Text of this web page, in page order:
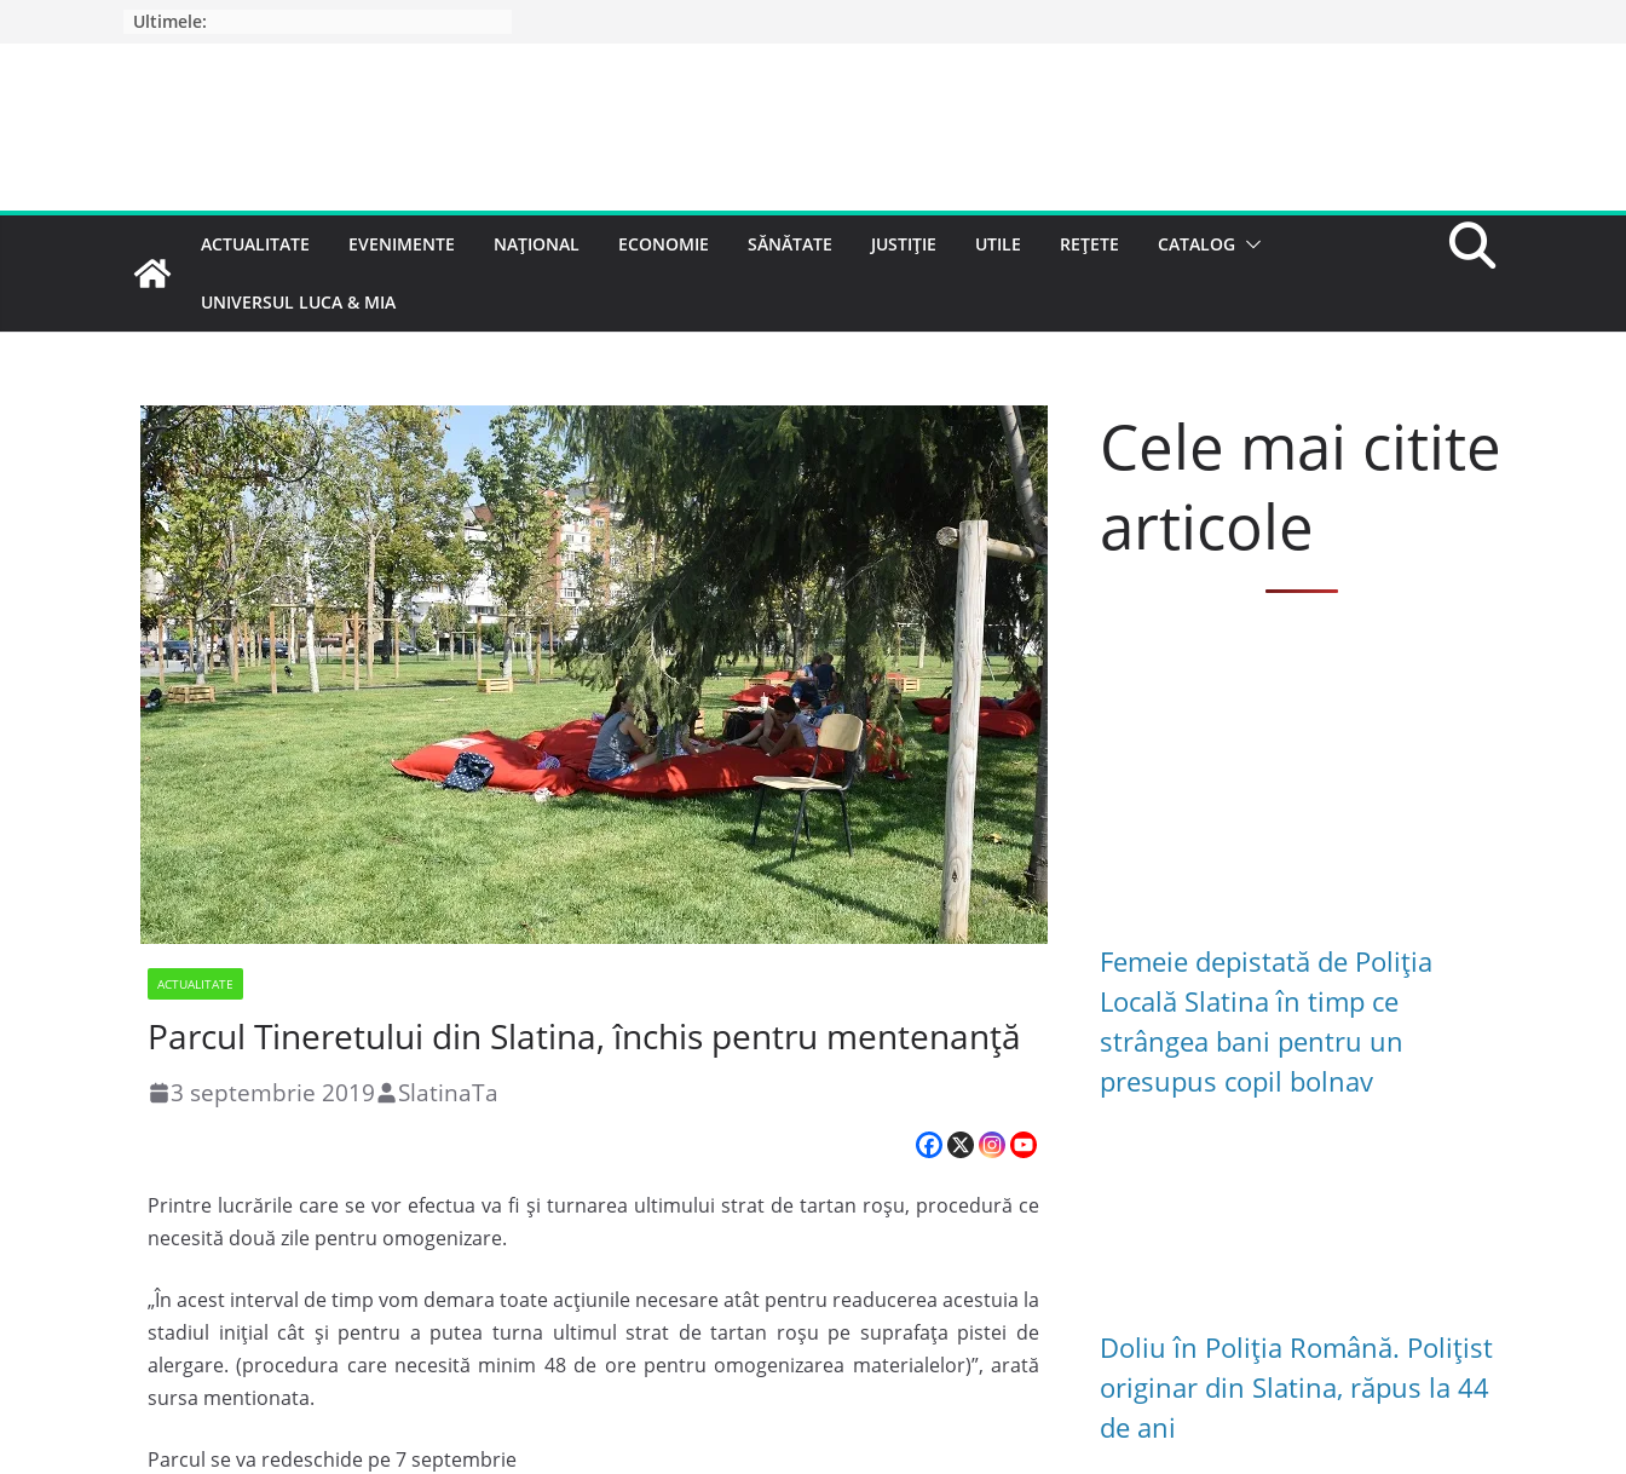
Ultimele:
ACTUALITATE EVENIMENTE NAȚIONAL ECONOMIE SĂNĂTATE JUSTIȚIE UTILE REȚETE CATALOG
UNIVERSUL LUCA & MIA
ACTUALITATE
Parcul Tineretului din Slatina, închis pentru mentenanţă
3 septembrie 2019 SlatinaTa
Printre lucrările care se vor efectua va fi şi turnarea ultimului strat de tartan roşu, procedură ce
necesită două zile pentru omogenizare.
„În acest interval de timp vom demara toate acțiunile necesare atât pentru readucerea acestuia la
stadiul inițial cât și pentru a putea turna ultimul strat de tartan roșu pe suprafața pistei de
alergare. (procedura care necesită minim 48 de ore pentru omogenizarea materialelor)”, arată
sursa mentionata.
Parcul se va redeschide pe 7 septembrie
Cele mai citite
articole
Femeie depistată de Poliția
Locală Slatina în timp ce
strângea bani pentru un
presupus copil bolnav
Doliu în Poliția Română. Polițist
originar din Slatina, răpus la 44
de ani